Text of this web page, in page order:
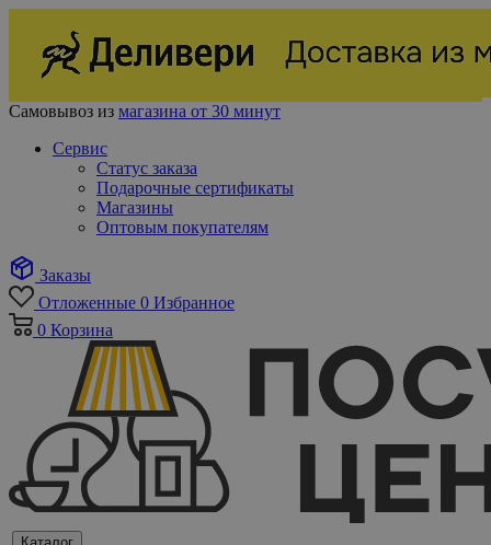
Самовывоз из магазина от 30 минут
Сервис
Статус заказа
Подарочные сертификаты
Магазины
Оптовым покупателям
Заказы
Отложенные 0 Избранное
0 Корзина